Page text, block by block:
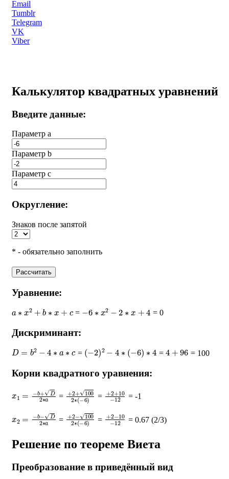
Email
Tumblr
Telegram
VK
Viber
Калькулятор квадратных уравнений
Введите данные:
Параметр a
Параметр b
Параметр с
Округление:
Знаков после запятой
* - обязательно заполнить
Рассчитать
Уравнение:
2 b ∗ = 6∗ 2− ∗ = 0
Дискриминант:
D= 2− a = (− 2)2− ∗ −6 ∗ = 4 +96 = 100
Корни квадратного уравнения:
+ D2∗ = + 2+ 100 (−6 )
= + 2+ 10 12
= -1
b−D2∗ = +2−100 (−6)
= +2−10 12
= 0.67 (2/3)
Решение по теореме Виета
Преобразование в приведённый вид